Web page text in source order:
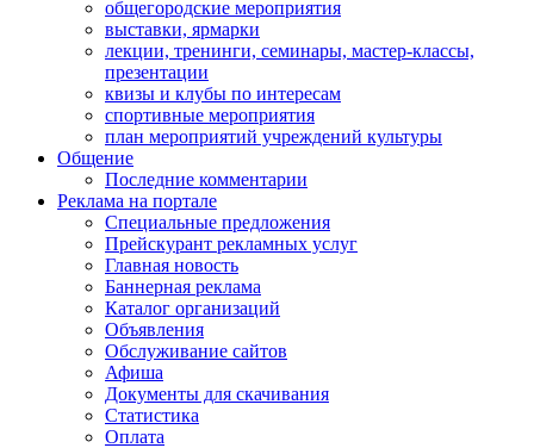
общегородские мероприятия
выставки, ярмарки
лекции, тренинги, семинары, мастер-классы,
презентации
квизы и клубы по интересам
спортивные мероприятия
план мероприятий учреждений культуры
Общение
Последние комментарии
Реклама на портале
Специальные предложения
Прейскурант рекламных услуг
Главная новость
Баннерная реклама
Каталог организаций
Объявления
Обслуживание сайтов
Афиша
Документы для скачивания
Статистика
Оплата